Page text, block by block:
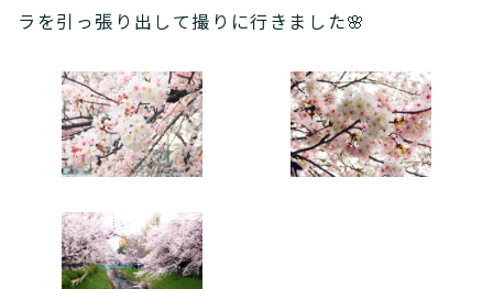
ラを引っ張り出して撮りに行きました🌸